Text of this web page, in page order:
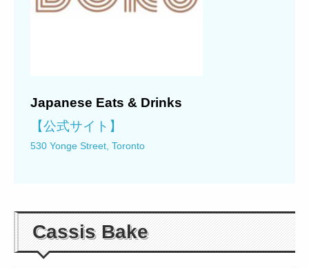
Japanese Eats & Drinks
【公式サイト】
530 Yonge Street, Toronto
Cassis Bake